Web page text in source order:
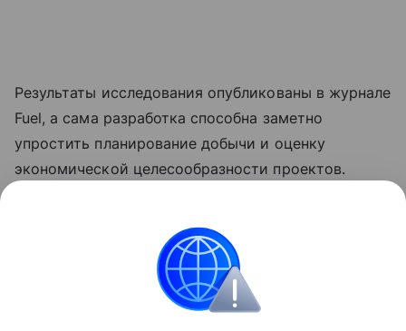
Результаты исследования опубликованы в журнале
Fuel, а сама разработка способна заметно
упростить планирование добычи и оценку
экономической целесообразности проектов.
улучшить поиск нефти в породах с множеством